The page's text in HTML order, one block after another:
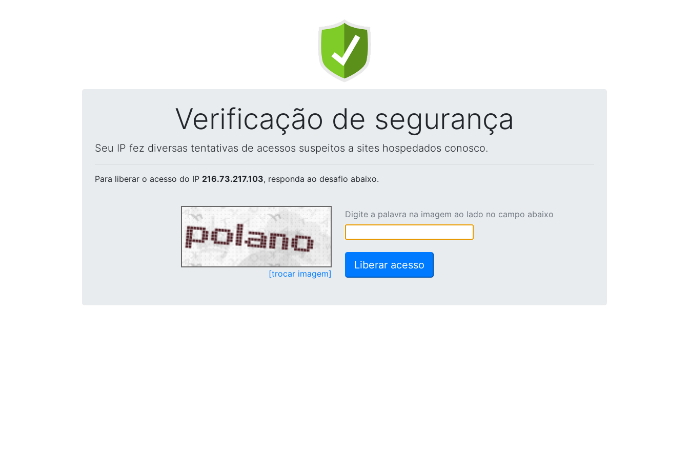
Verificação de segurança
Seu IP fez diversas tentativas de acessos suspeitos a sites hospedados conosco.
Para liberar o acesso do IP 216.73.217.103, responda ao desafio abaixo.
[trocar imagem]
Digite a palavra na imagem ao lado no campo abaixo